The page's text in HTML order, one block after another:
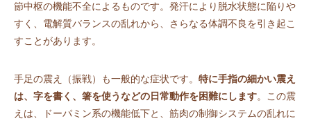
節中枢の機能不全によるものです。発汗により脱水状態に陥りや
すく、電解質バランスの乱れから、さらなる体調不良を引き起こ
すことがあります。
手足の震え（振戦）も一般的な症状です。 特に手指の細かい震え
は、字を書く、箸を使うなどの日常動作を困難にします。この震
えは、ドーパミン系の機能低下と、筋肉の制御システムの乱れに